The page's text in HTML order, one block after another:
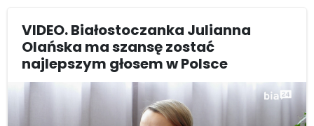
VIDEO. Białostoczanka Julianna
Olańska ma szansę zostać
najlepszym głosem w Polsce